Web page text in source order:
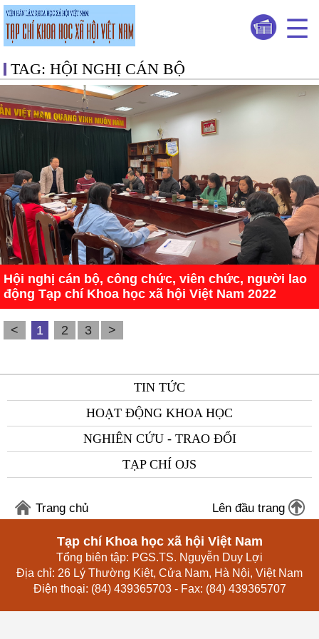
TAG: HỘI NGHỊ CÁN BỘ
Hội nghị cán bộ, công chức, viên chức, người lao
động Tạp chí Khoa học xã hội Việt Nam 2022
< 1 2 3 >
TIN TỨC
HOẠT ĐỘNG KHOA HỌC
NGHIÊN CỨU - TRAO ĐỔI
TẠP CHÍ OJS
Trang chủ Lên đầu trang
Tạp chí Khoa học xã hội Việt Nam
Tổng biên tập: PGS.TS. Nguyễn Duy Lợi
Địa chỉ: 26 Lý Thường Kiệt, Cửa Nam, Hà Nội, Việt Nam
Điện thoại: (84) 439365703 - Fax: (84) 439365707